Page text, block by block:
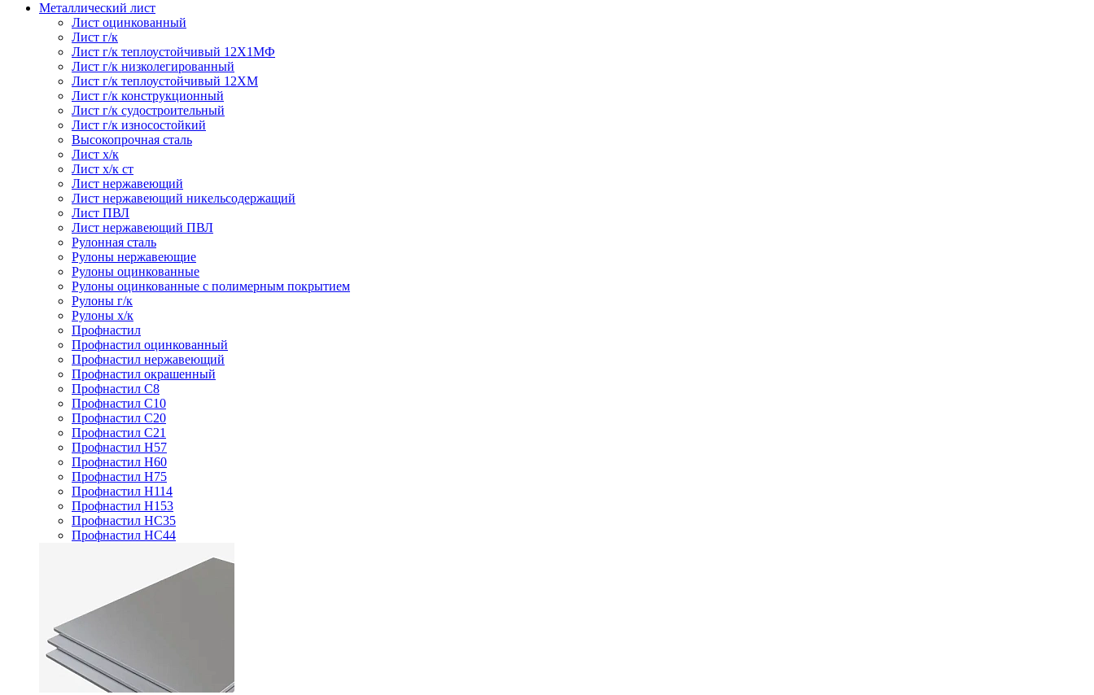
Металлический лист
Лист оцинкованный
Лист г/к
Лист г/к теплоустойчивый 12Х1МФ
Лист г/к низколегированный
Лист г/к теплоустойчивый 12ХМ
Лист г/к конструкционный
Лист г/к судостроительный
Лист г/к износостойкий
Высокопрочная сталь
Лист х/к
Лист х/к ст
Лист нержавеющий
Лист нержавеющий никельсодержащий
Лист ПВЛ
Лист нержавеющий ПВЛ
Рулонная сталь
Рулоны нержавеющие
Рулоны оцинкованные
Рулоны оцинкованные с полимерным покрытием
Рулоны г/к
Рулоны х/к
Профнастил
Профнастил оцинкованный
Профнастил нержавеющий
Профнастил окрашенный
Профнастил С8
Профнастил С10
Профнастил С20
Профнастил С21
Профнастил Н57
Профнастил Н60
Профнастил Н75
Профнастил Н114
Профнастил Н153
Профнастил НС35
Профнастил НС44